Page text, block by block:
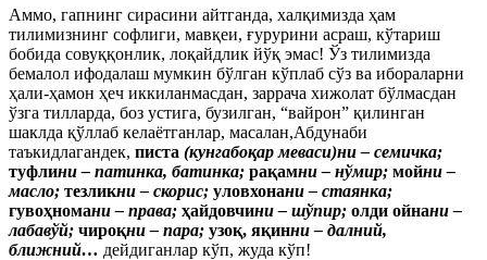
Аммо, гапнинг сирасини айтганда, халқимизда ҳам
тилимизнинг софлиги, мавқеи, ғурурини асраш, кўтариш
бобида совуққонлик, лоқайдлик йўқ эмас! Ўз тилимизда
бемалол ифодалаш мумкин бўлган кўплаб сўз ва ибораларни
ҳали-ҳамон ҳеч иккиланмасдан, заррача хижолат бўлмасдан
ўзга тилларда, боз устига, бузилган, “вайрон” қилинган
шаклда қўллаб келаётганлар, масалан,Абдунаби
таъкидлагандек, писта (кунгабоқар меваси)ни – семичка;
туфлини – патинка, батинка; рақамни – нўмир; мойни –
масло; тезликни – скорис; уловхонани – стаянка;
гувоҳномани – права; ҳайдовчини – шўпир; олди ойнани –
лабавўй; чироқни – пара; узоқ, яқинни – далний,
ближний… дейдиганлар кўп, жуда кўп!